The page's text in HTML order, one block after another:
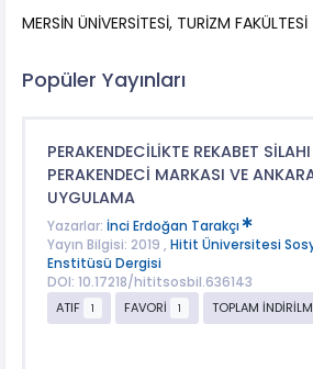
MERSİN ÜNİVERSİTESİ, TURİZM FAKÜLTESİ
Popüler Yayınları
PERAKENDECİLİKTE REKABET
PERAKENDECİ MARKASI VE
UYGULAMA
Yazarlar: İnci Erdoğan Tarakçı
Yayın Bilgisi: 2019 , Hitit Üniversitesi
Enstitüsü Dergisi
DOI: 10.17218/hititsosbil.636143
ATIF
1 FAVORİ 1 TOPLAM